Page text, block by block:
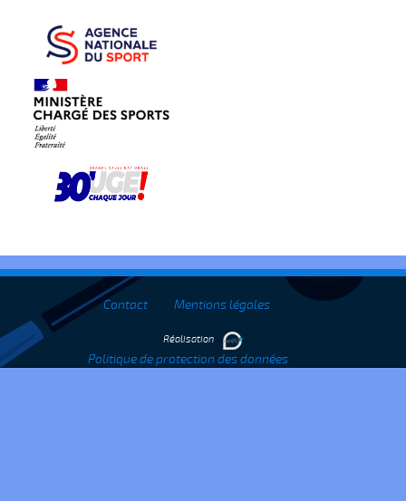
Contact Mentions légales
Politique de protection des données
Réalisation